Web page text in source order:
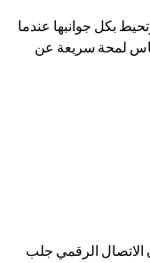
بكل جوانبها عندما
لمحة سريعة عن
الاتصال الرقمي جلب